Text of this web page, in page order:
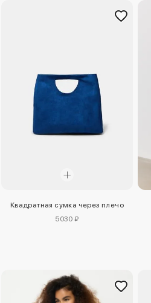
Квадратная сумка через плечо
5030 ₽